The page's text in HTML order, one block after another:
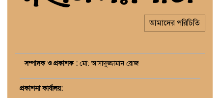
আমাদের পরিচিতি
সম্পাদক ও প্রকাশক : মো: আসাদুজ্জামান রোজ
প্রকাশনা কার্যালয়: